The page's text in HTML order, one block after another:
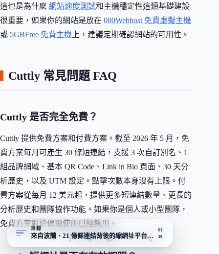
這也是為什麼 網站速度測試和主機穩定性這類基礎建設
很重要，如果你的網站是放在 000Webhost 免費虛擬主機
或 5GBFree 免費主機 上，建議定期確認網站的可用性。
Cuttly 常見問題 FAQ
Cuttly 是否完全免費？
Cuttly 提供免費方案和付費方案。截至 2026 年 5 月，免
費方案每月可產生 30 條短連結，支援 3 次自訂別名、1
組品牌網域、基本 QR Code、Link in Bio 頁面、30 天分
析歷史，以及 UTM 設定。點擊次數本身沒有上限。付
費方案從每月 12 美元起，提供更多短連結數量、更長的
分析歷史和團隊協作功能。如果你是個人或小型團隊，
免費方案對於偶爾使用已經夠用。
目錄
來自波蘭、21 億條連結背後的縮網址平台定位
01
30